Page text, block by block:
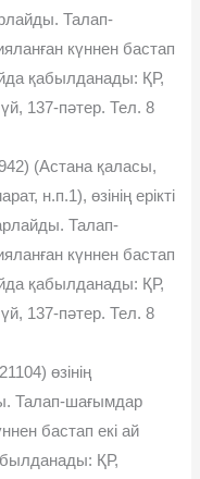
Талап-
күннен бастап
қабылданады: ҚР,
137-пəтер. Тел. 8
(Астана қаласы,
н.п.1), өзінің ерікті
Талап-
күннен бастап
қабылданады: ҚР,
137-пəтер. Тел. 8
өзінің
Талап-шағымдар
бастап екі ай
ҚР,